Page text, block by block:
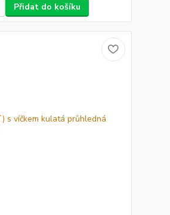
Přidat do košíku